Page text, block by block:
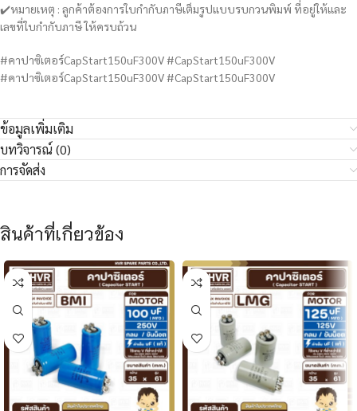
✔️หมายเหตุ : ลูกค้าต้องการใบกำกับภาษีเต็มรูปแบบรบกวนพิมพ์ ที่อยู่ให้และ
เลขที่ใบกำกับภาษี ให้ครบถ้วน
#คาปาซิเตอร์CapStart150uF300V #CapStart150uF300V
#คาปาซิเตอร์CapStart150uF300V #CapStart150uF300V
ข้อมูลเพิ่มเติม
บทวิจารณ์ (0)
การจัดส่ง
สินค้าที่เกี่ยวข้อง